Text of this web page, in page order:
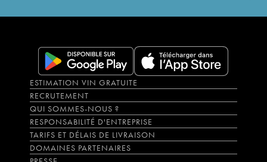
ESTIMATION VIN GRATUITE
RECRUTEMENT
QUI SOMMES-NOUS ?
RESPONSABILITÉ D'ENTREPRISE
TARIFS ET DÉLAIS DE LIVRAISON
DOMAINES PARTENAIRES